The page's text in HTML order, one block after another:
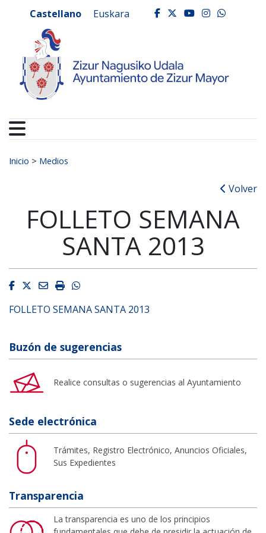
Ayuntamiento de
Castellano Euskara facebook
twitter
youtube
Buscar:
Inicio > Medios
Volver
FOLLETO SEMANA
SANTA 2013
Facebook
Twitter
EmailImprimirWhatsapp
FOLLETO SEMANA SANTA 2013
Buzón de sugerencias
Realice consultas o sugerencias al Ayuntamiento
Sede electrónica
Trámites, Registro Electrónico, Anuncios Oficiales,
Sus Expedientes
Transparencia
La transparencia es uno de los principios